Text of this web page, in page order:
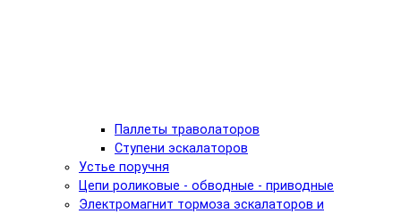
Паллеты траволаторов
Ступени эскалаторов
Устье поручня
Цепи роликовые - обводные - приводные
Электромагнит тормоза эскалаторов и